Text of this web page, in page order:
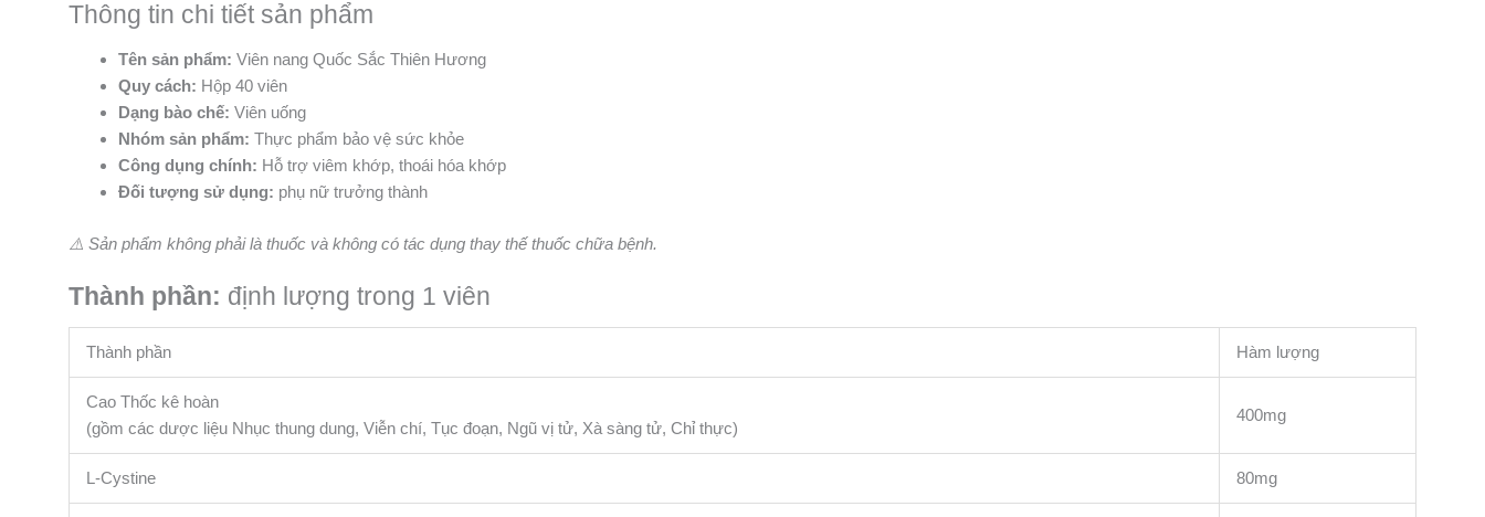
Thông tin chi tiết sản phẩm
Tên sản phẩm: Viên nang Quốc Sắc Thiên Hương
Quy cách: Hộp 40 viên
Dạng bào chế: Viên uống
Nhóm sản phẩm: Thực phẩm bảo vệ sức khỏe
Công dụng chính: Hỗ trợ viêm khớp, thoái hóa khớp
Đối tượng sử dụng: phụ nữ trưởng thành
⚠️ Sản phẩm không phải là thuốc và không có tác dụng thay thế thuốc chữa bệnh.
Thành phần: định lượng trong 1 viên
Thành phần Hàm lượng
Cao Thốc kê hoàn
(gồm các dược liệu Nhục thung dung, Viễn chí, Tục đoạn, Ngũ vị tử, Xà sàng tử, Chỉ thực)
400mg
L-Cystine 80mg